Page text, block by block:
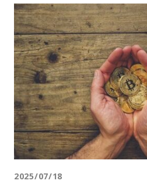
2025/07/18